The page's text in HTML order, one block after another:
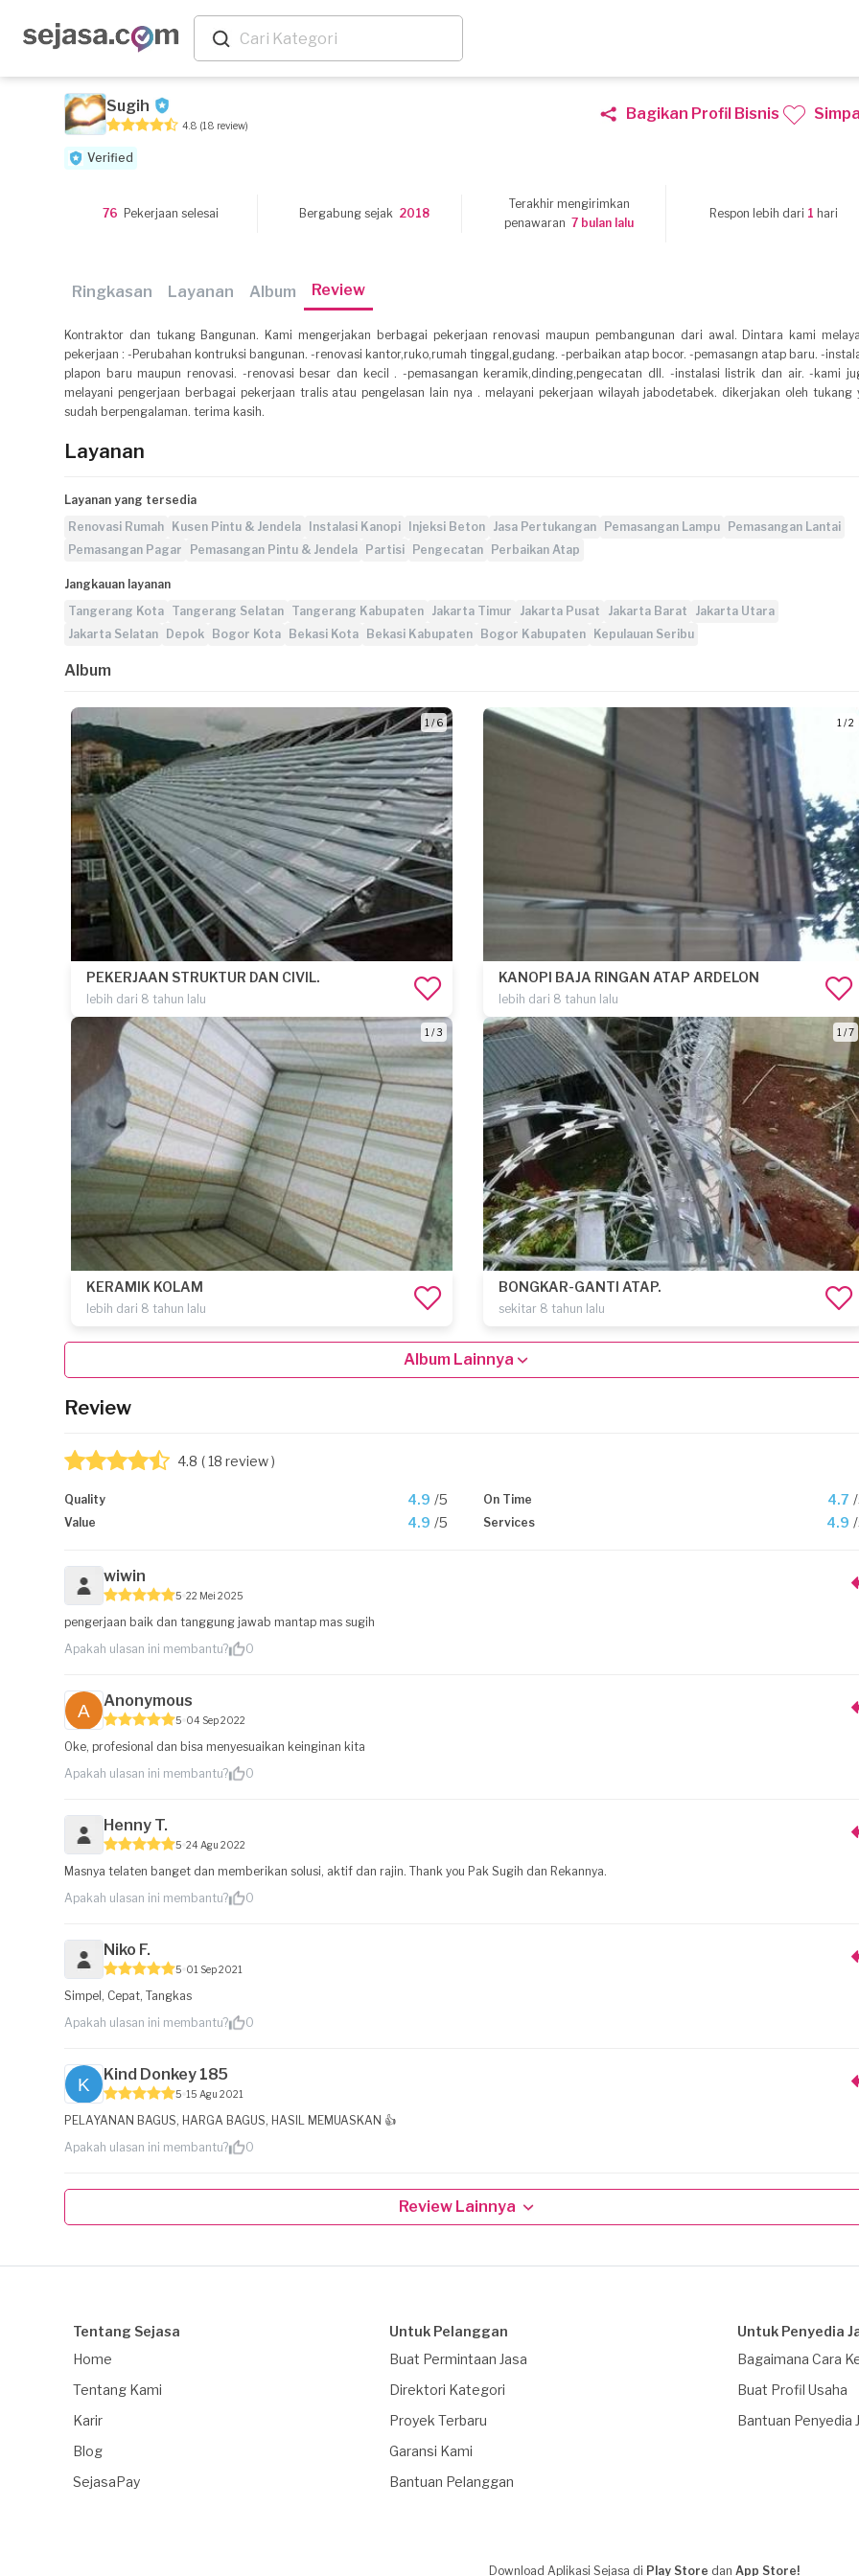
Sugih
4.8 (18 review)
Bagikan Profil Bisnis
Verified
76 Pekerjaan selesai Bergabung sejak 2018
Terakhir mengirimkan
penawaran 7 bulan lalu
Respon lebih dari 1 hari
Ringkasan Layanan Album Review
Kontraktor dan tukang Bangunan. Kami mengerjakan berbagai pekerjaan renovasi maupun pembangunan dari awal. Dintara kami
pekerjaan : -Perubahan kontruksi bangunan. -renovasi kantor,ruko,rumah tinggal,gudang. -perbaikan atap bocor. -pemasangn atap baru. -
plapon baru maupun renovasi. -renovasi besar dan kecil . -pemasangan keramik,dinding,pengecatan dll. -instalasi listrik dan air. -kami
melayani pengerjaan berbagai pekerjaan tralis atau pengelasan lain nya . melayani pekerjaan wilayah jabodetabek. dikerjakan oleh tukang
sudah berpengalaman. terima kasih.
Layanan
Layanan yang tersedia
Renovasi Rumah
Kusen Pintu & Jendela Instalasi Kanopi Injeksi Beton Jasa Pertukangan Pemasangan Lampu
Pemasangan Lantai
Pemasangan Pagar
Pemasangan Pintu & Jendela Partisi Pengecatan Perbaikan Atap
Jangkauan layanan
Tangerang Kota Tangerang Selatan Tangerang Kabupaten Jakarta Timur Jakarta Pusat Jakarta Barat
Jakarta Utara
Jakarta Selatan
Depok Bogor Kota Bekasi Kota Bekasi Kabupaten Bogor Kabupaten Kepulauan Seribu
Album
1 / 6
PEKERJAAN STRUKTUR DAN CIVIL.
lebih dari 8 tahun lalu
1 / 2
KANOPI BAJA RINGAN ATAP ARDELON
lebih dari 8 tahun lalu
1 / 3
KERAMIK KOLAM
lebih dari 8 tahun lalu
1 / 7
BONGKAR-GANTI ATAP.
sekitar 8 tahun lalu
Album Lainnya
Review
4.8 ( 18 review )
Quality 4.9 /5 On Time 4.7
Value 4.9 /5 Services 4.9
wiwin
5 22 Mei 2025
pengerjaan baik dan tanggung jawab mantap mas sugih
Apakah ulasan ini membantu?
0
Anonymous
5 04 Sep 2022
Oke, profesional dan bisa menyesuaikan keinginan kita
Apakah ulasan ini membantu?
0
Henny T.
5 24 Agu 2022
Masnya telaten banget dan memberikan solusi, aktif dan rajin. Thank you Pak Sugih dan Rekannya.
Apakah ulasan ini membantu?
0
Niko F.
5 01 Sep 2021
Simpel, Cepat, Tangkas
Apakah ulasan ini membantu?
0
Kind Donkey 185
5 15 Agu 2021
PELAYANAN BAGUS, HARGA BAGUS, HASIL MEMUASKAN 👍
Apakah ulasan ini membantu?
0
Review Lainnya
Tentang Sejasa
Home
Tentang Kami
Karir
Blog
SejasaPay
Untuk Pelanggan
Buat Permintaan Jasa
Direktori Kategori
Proyek Terbaru
Garansi Kami
Bantuan Pelanggan
Untuk Penyedia
Bagaimana Cara
Buat Profil Usaha
Bantuan Penyedia
Download Aplikasi Sejasa di Play Store dan App Store!